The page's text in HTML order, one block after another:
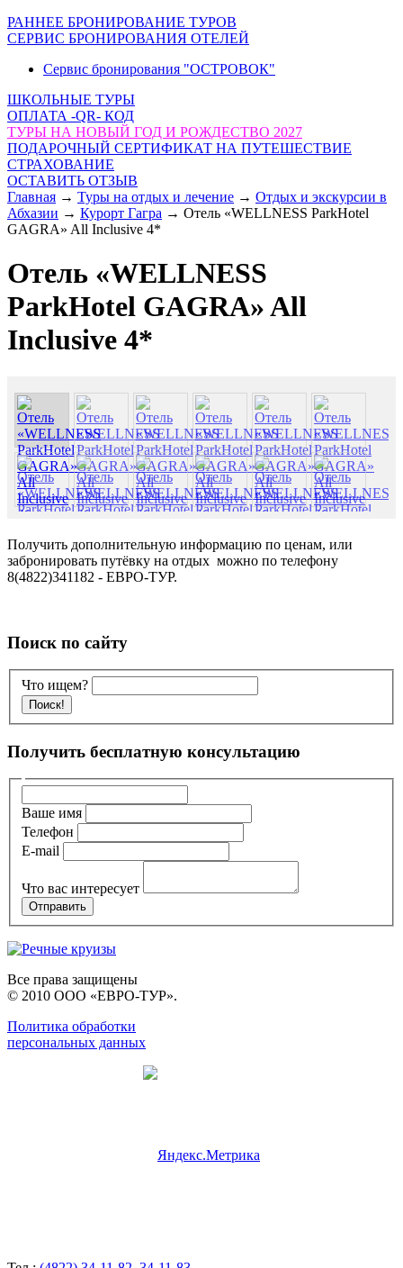
РАННЕЕ БРОНИРОВАНИЕ ТУРОВ
СЕРВИС БРОНИРОВАНИЯ ОТЕЛЕЙ
Сервис бронирования "ОСТРОВОК"
ШКОЛЬНЫЕ ТУРЫ
ОПЛАТА -QR- КОД
ТУРЫ НА НОВЫЙ ГОД И РОЖДЕСТВО 2027
ПОДАРОЧНЫЙ СЕРТИФИКАТ НА ПУТЕШЕСТВИЕ
СТРАХОВАНИЕ
ОСТАВИТЬ ОТЗЫВ
Главная → Туры на отдых и лечение → Отдых и экскурсии в
Абхазии → Курорт Гагра → Отель «WELLNESS ParkHotel
GAGRA» All Inclusive 4*
Отель «WELLNESS
ParkHotel GAGRA» All
Inclusive 4*
Получить дополнительную информацию по ценам, или
забронировать путёвку на отдых можно по телефону
8(4822)341182 - ЕВРО-ТУР.
Поиск по сайту
Что ищем?
Получить бесплатную консультацию
Ваше имя
Телефон
E-mail
Что вас интересует
Все права защищены
© 2010 ООО «ЕВРО-ТУР».
Политика обработки
персональных данных